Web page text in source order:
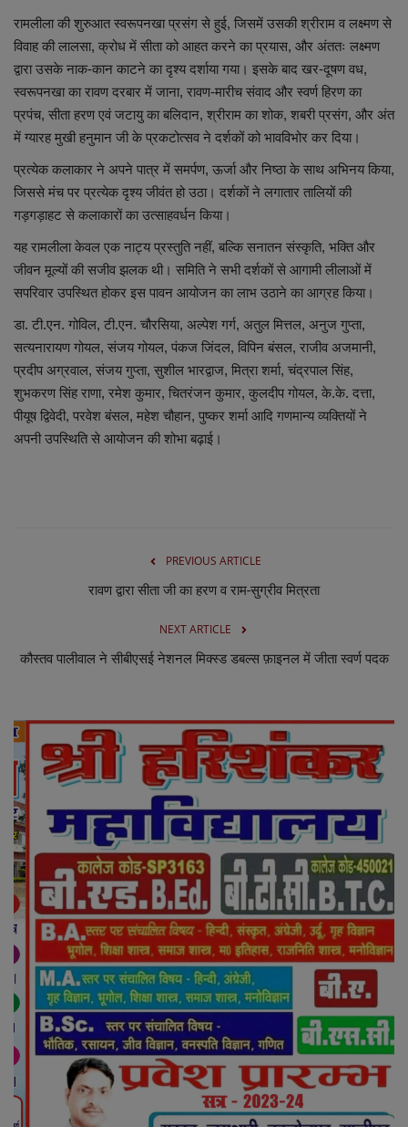
शिक्षा
स्वास्थ्य
राष्ट्रीय
व्यापार
रोजगार
NEWS
वीडियो
टेक वर्ल्ड
लाइफस्टाइल
Advertise with us
रामलीला की शुरुआत स्वरूपनखा प्रसंग से हुई, जिसमें उसकी श्रीराम व लक्ष्मण से
विवाह की लालसा, क्रोध में सीता को आहत करने का प्रयास, और अंततः लक्ष्मण
द्वारा उसके नाक-कान काटने का दृश्य दर्शाया गया। इसके बाद खर-दूषण वध,
स्वरूपनखा का रावण दरबार में जाना, रावण-मारीच संवाद और स्वर्ण हिरण का
प्रपंच, सीता हरण एवं जटायु का बलिदान, श्रीराम का शोक, शबरी प्रसंग, और अंत
में ग्यारह मुखी हनुमान जी के प्रकटोत्सव ने दर्शकों को भावविभोर कर दिया।
प्रत्येक कलाकार ने अपने पात्र में समर्पण, ऊर्जा और निष्ठा के साथ अभिनय किया,
जिससे मंच पर प्रत्येक दृश्य जीवंत हो उठा। दर्शकों ने लगातार तालियों की
गड़गड़ाहट से कलाकारों का उत्साहवर्धन किया।
यह रामलीला केवल एक नाट्य प्रस्तुति नहीं, बल्कि सनातन संस्कृति, भक्ति और
जीवन मूल्यों की सजीव झलक थी। समिति ने सभी दर्शकों से आगामी लीलाओं में
सपरिवार उपस्थित होकर इस पावन आयोजन का लाभ उठाने का आग्रह किया।
डा. टी.एन. गोविल, टी.एन. चौरसिया, अल्पेश गर्ग, अतुल मित्तल, अनुज गुप्ता,
सत्यनारायण गोयल, संजय गोयल, पंकज जिंदल, विपिन बंसल, राजीव अजमानी,
प्रदीप अग्रवाल, संजय गुप्ता, सुशील भारद्वाज, मित्रा शर्मा, चंद्रपाल सिंह,
शुभकरण सिंह राणा, रमेश कुमार, चितरंजन कुमार, कुलदीप गोयल, के.के. दत्ता,
पीयूष द्विवेदी, परवेश बंसल, महेश चौहान, पुष्कर शर्मा आदि गणमान्य व्यक्तियों ने
अपनी उपस्थिति से आयोजन की शोभा बढ़ाई।
PREVIOUS ARTICLE
रावण द्वारा सीता जी का हरण व राम-सुग्रीव मित्रता
NEXT ARTICLE
कौस्तव पालीवाल ने सीबीएसई नेशनल मिक्स्ड डबल्स फ़ाइनल में जीता स्वर्ण पदक